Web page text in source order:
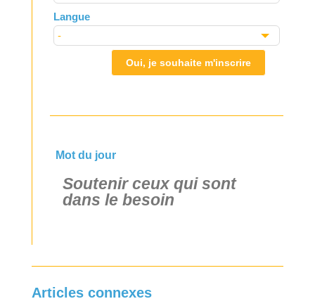
Langue
Oui, je souhaite m'inscrire
Mot du jour
Soutenir ceux qui sont
dans le besoin
Articles connexes